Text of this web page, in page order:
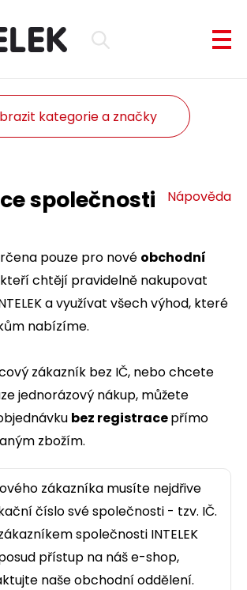
kategorie a značky
společnosti Nápověda
pouze pro nové obchodní
chtějí pravidelně nakupovat
a využívat všech výhod, které
nabízíme.
zákazník bez IČ, nebo chcete
jednorázový nákup, můžete
bez registracepřímo
zbožím.
zákazníka musíte nejdřive
číslo své společnosti - tzv. IČ.
společnosti INTELEK
přístup na náš e-shop,
naše obchodní oddělení.